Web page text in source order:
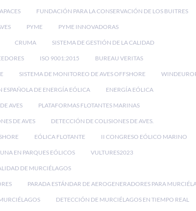
FUNDACIÓN PARA LA CONSERVACIÓN DE LOS BUITRES
PYME PYME INNOVADORAS
CRUMA SISTEMA DE GESTIÓN DE LA CALIDAD
ISO 9001:2015 BUREAU VERITAS
SISTEMA DE MONITOREO DE AVES OFFSHORE
ESPAÑOLA DE ENERGÍA EÓLICA ENERGÍA EÓLICA
AVES PLATAFORMAS FLOTANTES MARINAS
DE AVES DETECCIÓN DE COLISIONES DE AVES.
EÓLICA FLOTANTE II CONGRESO EÓLICO MARINO
EN PARQUES EÓLICOS VULTURES2023
DE MURCIÉLAGOS
PARADA ESTÁNDAR DE AEROGENERADORES PARA
DETECCIÓN DE MURCIÉLAGOS EN TIEMPO REAL